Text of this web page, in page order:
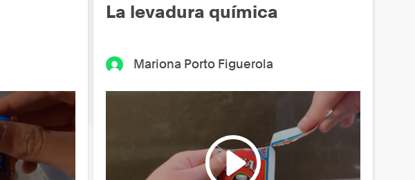
La levadura química
Mariona Porto Figuerola